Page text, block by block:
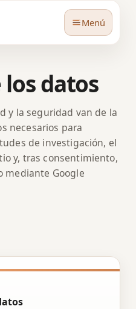
Menú
datos
y la seguridad van de la
necesarios para
de investigación, el
y, tras consentimiento,
mediante Google